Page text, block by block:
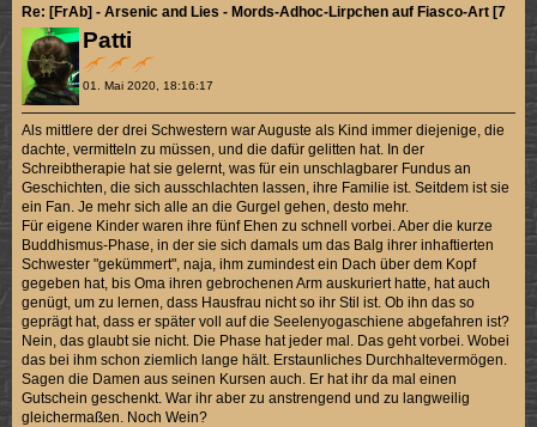
Patti
01. Mai 2020, 18:16:17
Re: [FrAb] - Arsenic and Lies - Mords-Adhoc-Lirpchen auf Fiasco-Art [7/10]
Als mittlere der drei Schwestern war Auguste als Kind immer diejenige, die
dachte, vermitteln zu müssen, und die dafür gelitten hat. In der
Schreibtherapie hat sie gelernt, was für ein unschlagbarer Fundus an
Geschichten, die sich ausschlachten lassen, ihre Familie ist. Seitdem ist sie
ein Fan. Je mehr sich alle an die Gurgel gehen, desto mehr.
Für eigene Kinder waren ihre fünf Ehen zu schnell vorbei. Aber die kurze
Buddhismus-Phase, in der sie sich damals um das Balg ihrer inhaftierten
Schwester "gekümmert", naja, ihm zumindest ein Dach über dem Kopf
gegeben hat, bis Oma ihren gebrochenen Arm auskuriert hatte, hat auch
genügt, um zu lernen, dass Hausfrau nicht so ihr Stil ist. Ob ihn das so
geprägt hat, dass er später voll auf die Seelenyogaschiene abgefahren ist?
Nein, das glaubt sie nicht. Die Phase hat jeder mal. Das geht vorbei. Wobei
das bei ihm schon ziemlich lange hält. Erstaunliches Durchhaltevermögen.
Sagen die Damen aus seinen Kursen auch. Er hat ihr da mal einen
Gutschein geschenkt. War ihr aber zu anstrengend und zu langweilig
gleichermaßen. Noch Wein?